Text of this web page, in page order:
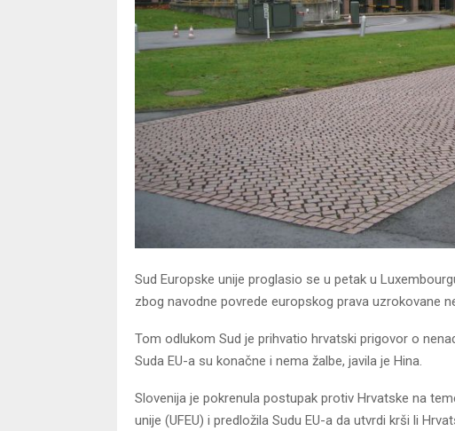
Sud Europske unije proglasio se u petak u
zbog navodne povrede europskog prava uzrokovane
Tom odlukom Sud je prihvatio hrvatski prigovor o
Suda EU-a su konačne i nema žalbe, javila je Hina.
Slovenija je pokrenula postupak protiv Hrvatske na
unije (UFEU) i predložila Sudu EU-a da utvrdi krši li